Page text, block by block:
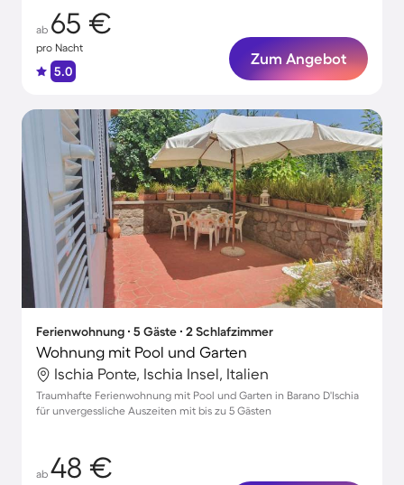
ab 65 €
pro Nacht
5.0
Zum Angebot
Ferienwohnung ∙ 5 Gäste ∙ 2 Schlafzimmer
Wohnung mit Pool und Garten
Ischia Ponte, Ischia Insel, Italien
Traumhafte Ferienwohnung mit Pool und Garten in Barano D'Ischia
für unvergessliche Auszeiten mit bis zu 5 Gästen
ab 48 €